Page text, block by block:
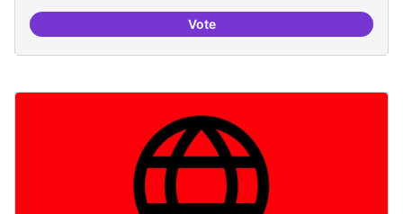
VoteFestival feminisme digital